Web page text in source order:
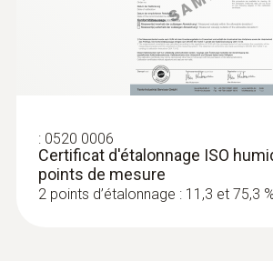
: 0520 0006
Certificat d'étalonnage ISO
points de mesure
2 points d’étalonnage : 11,3 et 75,3